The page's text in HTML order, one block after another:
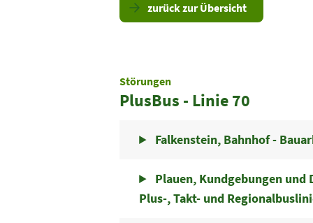
zurück zur Übersicht
Störungen
PlusBus - Linie 70
Falkenstein, Bahnhof -
Plauen, Kundgebungen
Plus-, Takt- und